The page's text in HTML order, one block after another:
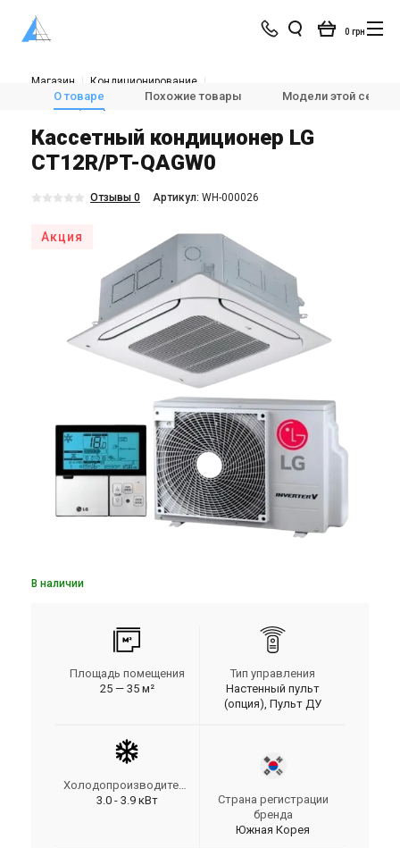
0 грн
Магазин
Кондиционирование
Кондиционеры и сплит-системы
Кассетные кондиционеры
LG CT12R/PT-QAGW0
О товаре Похожие товары Модели этой серии
Кассетный кондиционер LG
CT12R/PT-QAGW0
Отзывы 0 Aртикул: WH-000026
Акция
В наличии
Площадь помещения
25 — 35 м²
Тип управления
Настенный пульт
(опция), Пульт ДУ
Холодопроизводительность
3.0 - 3.9 кВт
Страна регистрации
бренда
Южная Корея